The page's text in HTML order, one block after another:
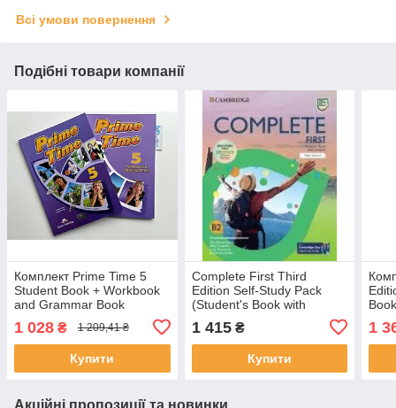
Всі умови повернення
Подібні товари компанії
Комплект Prime Time 5
Student Book + Workbook
and Grammar Book
зошит)
1 028 ₴ 1 209,41 ₴
Купити
Complete First Third
Edition Self-Study Pack
(Student's Book with
One Digital Pack,
Workbook with amswers
1 415₴
Купити
1
Акційні пропозиції та новинки